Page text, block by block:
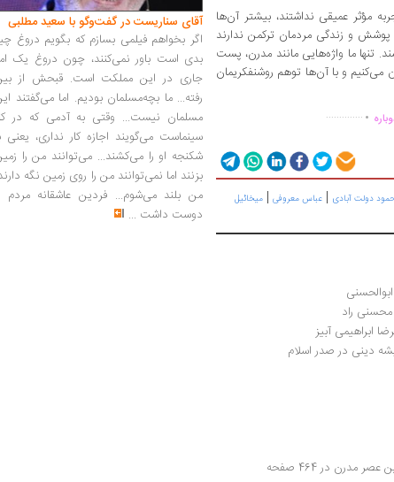
مؤثر عمیقی نداشتند، بیشتر آن‌ها
و زندگی مردمان ترکمن ندارند
تنها ما واژه‌هایی مانند مدرن، پست
می‌کنیم و با آن‌ها توهم روشنفکریمان
.
..............
دولت آبادی | عباس معروفی | میخائیل
محسنی راد
ابراهیمی آبیز
دینی در صدر اسلام
مدرن در 464 صفحه
آقای سناریست در گفت‌وگو با سعید مطلبی
اگر بخواهم فیلمی بسازم که بگویم دروغ
بدی است باور نمی‌کنند، چون دروغ یک
جاری در این مملکت است. قبحش از
رفته... ما بچه‌مسلمان بودیم. اما می‌گفتند
مسلمان نیست... وقتی به آدمی که در
سینماست می‌گویند اجازه کار نداری، یعنی
شکنجه او را می‌کشند... می‌توانند من را
بزنند اما نمی‌توانند من را روی زمین نگه
من بلند می‌شوم... فردین عاشقانه مردم
دوست داشت ...